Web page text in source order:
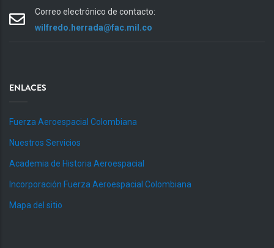
Correo electrónico de contacto:
wilfredo.herrada@fac.mil.co
ENLACES
Fuerza Aeroespacial Colombiana
Nuestros Servicios
Academia de Historia Aeroespacial
Incorporación Fuerza Aeroespacial Colombiana
Mapa del sitio